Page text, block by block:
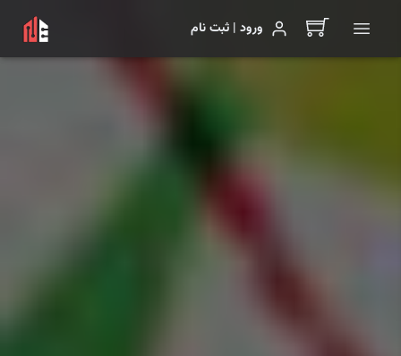
ورود | ثبت نام